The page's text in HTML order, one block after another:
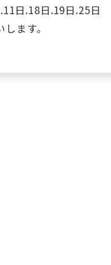
日.18日.19日.25日
ます。